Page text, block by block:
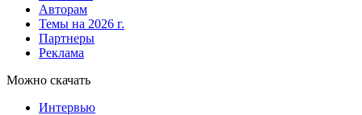
Авторам
Темы на 2026 г.
Партнеры
Реклама
Можно скачать
Интервью